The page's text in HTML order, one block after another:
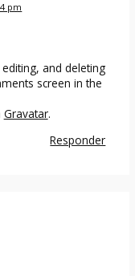
pm
and deleting
screen in the
Gravatar.
Responder